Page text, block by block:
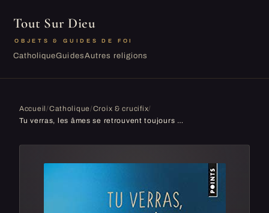
Tout Sur Dieu
OBJETS & GUIDES DE FOI
CatholiqueGuidesAutres religions
Accueil/Catholique/Croix & crucifix/
Tu verras, les âmes se retrouvent toujours quelque part